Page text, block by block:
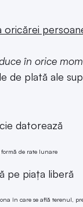
în orice
de plată ale
datorează
de rate lunare
pe piaţa liberă
în care se află terenul,